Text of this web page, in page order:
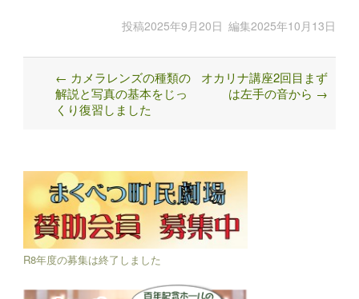
投稿2025年9月20日 編集2025年10月13日
Post
navigation
← カメラレンズの種類の
解説と写真の基本をじっ
くり復習しました
オカリナ講座2回目まず
は左手の音から →
R8年度の募集は終了しました